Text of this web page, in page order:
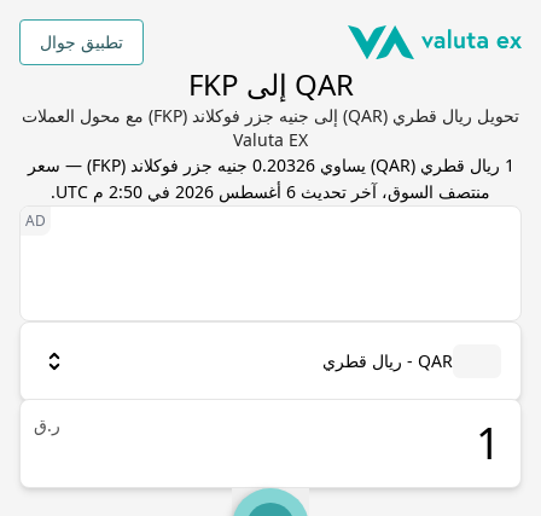
تطبيق جوال
QAR إلى FKP
تحويل ريال قطري (QAR) إلى جنيه جزر فوكلاند (FKP) مع محول العملات
Valuta EX
1 ريال قطري (
QAR) يساوي0.20326 جنيه جزر فوكلاند (
FKP) — سعر
منتصف السوق، آخر تحديث 6 أغسطس 2026 في 2:50 م UTC .
QAR - ريال قطري
ر.ق